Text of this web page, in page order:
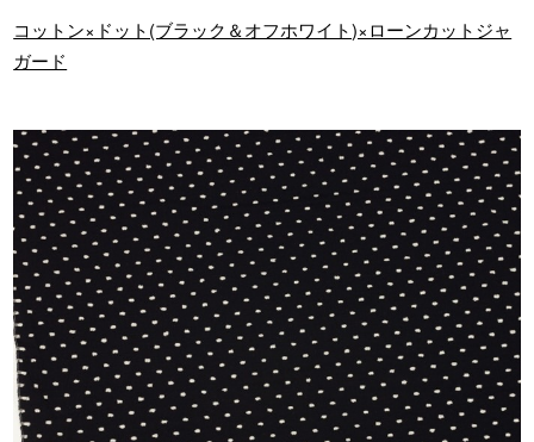
コットン×ドット(ブラック＆オフホワイト)×ローンカットジャ
ガード